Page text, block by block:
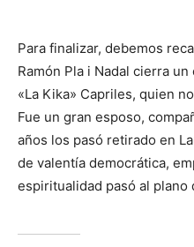
Para finalizar, debemos
Ramón Pla i Nadal cierra
«La Kika» Capriles, quien
Fue un gran esposo,
años los pasó retirado en
de valentía democrática,
espiritualidad pasó al plano